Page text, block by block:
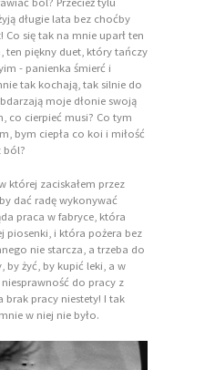
długie lata bez choćby
się tak na mnie uparł ten
ten piękny duet, który tańczy
- panienka śmierć i
tak kochają, tak silnie do
moje dłonie swoją
co cierpieć musi? Co tym
bym ciepła co koi i miłość
ból?
której zaciskałem przez
dać radę wykonywać
praca w fabryce, która
piosenki, i która pożera bez
nie starcza, a trzeba do
by żyć, by kupić leki, a w
do pracy z
pracy niestety! I tak
w niej nie było.